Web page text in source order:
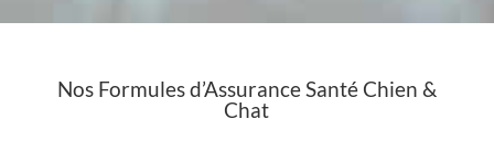
Nos Formules d’Assurance Santé Chien &
Chat